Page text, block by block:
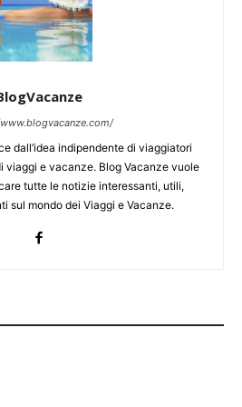
dall’idea indipendente di viaggiatori
viaggi e vacanze. Blog Vacanze vuole
tutte le notizie interessanti, utili,
sul mondo dei Viaggi e Vacanze.